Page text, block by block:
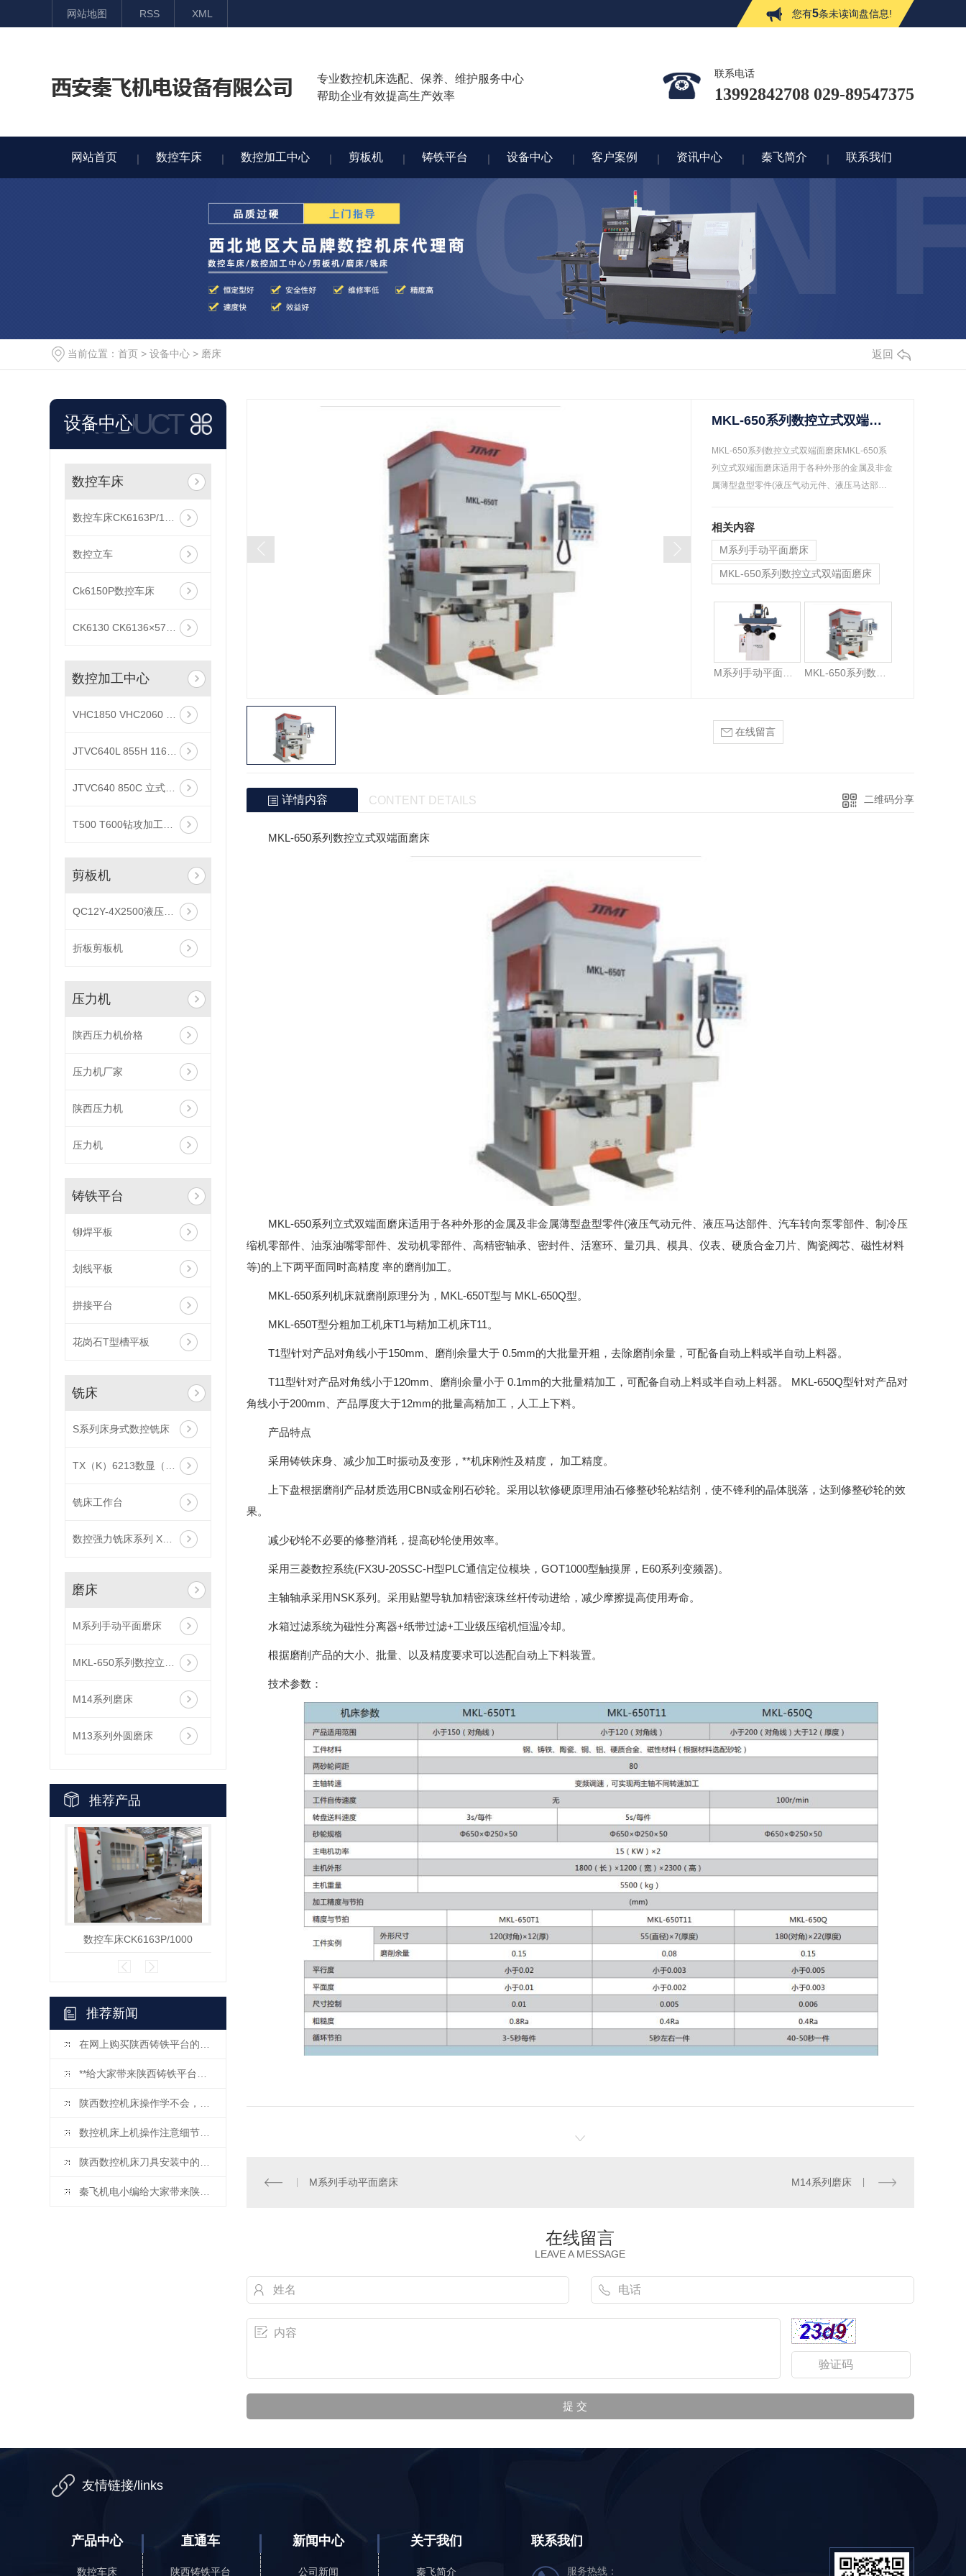
网站地图 RSS XML 您有5条未读询盘信息!
专业数控机床选配、保养、维护服务中心
帮助企业有效提高生产效率
联系电话
13992842708 029-89547375
网站首页 数控车床 数控加工中心 剪板机 铸铁平台 设备中心 客户案例 资讯中心 秦飞简介 联系我们
当前位置： 首页 > 设备中心 > 磨床 返回
PRODUCT
设备中心
数控车床
数控车床CK6163P/1000
数控立车
Ck6150P数控车床
CK6130 CK6136×570 CK6140×570高速精密数控车床
数控加工中心
VHC1850 VHC2060 VHC2080立式加工中心
JTVC640L 855H 1160L 1370L高速立式加工中心
JTVC640 850C 立式加工中心
T500 T600钻攻加工中心
剪板机
QC12Y-4X2500液压剪板机
折板剪板机
压力机
陕西压力机价格
压力机厂家
陕西压力机
压力机
铸铁平台
铆焊平板
划线平板
拼接平台
花岗石T型槽平板
铣床
S系列床身式数控铣床
TX（K）6213数显（数控）落地式铣镗床系列
铣床工作台
数控强力铣床系列 XK1850 XK2060 XK2080
磨床
M系列手动平面磨床
MKL-650系列数控立式双端面磨床
M14系列磨床
M13系列外圆磨床
推荐产品
数控车床CK6163P/1000 数控立车 Ck6150P数控车床 铆焊平板
推荐新闻
在网上购买陕西铸铁平台的时候需要注意什么？
**给大家带来陕西铸铁平台使用注意事项
陕西数控机床操作学不会，基本工作原理搞懂了就很容易！
数控机床上机操作注意细节和规范
陕西数控机床刀具安装中的典型问题及解决方法
秦飞机电小编给大家带来陕西数控机床的特点和应用有哪些
MKL-650系列数控立式双端面磨床
MKL-650系列数控立式双端面磨床MKL-650系
列立式双端面磨床适用于各种外形的金属及非金
属薄型盘型零件(液压气动元件、液压马达部
相关内容
M系列手动平面磨床
MKL-650系列数控立式双端面磨床
M系列手动平面磨床
在线留言
详情内容 CONTENT DETAILS 二维码分享
MKL-650系列数控立式双端面磨床
MKL-650系列立式双端面磨床适用于各种外形的金属及非金属薄型盘型零件(液压气动元件、液压马达部件、汽车转向泵零部件、制冷压
缩机零部件、油泵油嘴零部件、发动机零部件、高精密轴承、密封件、活塞环、量刃具、模具、仪表、硬质合金刀片、陶瓷阀芯、磁性材料
等)的上下两平面同时高精度 率的磨削加工。
MKL-650系列机床就磨削原理分为，MKL-650T型与 MKL-650Q型。
MKL-650T型分粗加工机床T1与精加工机床T11。
T1型针对产品对角线小于150mm、磨削余量大于 0.5mm的大批量开粗，去除磨削余量，可配备自动上料或半自动上料器。
T11型针对产品对角线小于120mm、磨削余量小于 0.1mm的大批量精加工，可配备自动上料或半自动上料器。 MKL-650Q型针对产品对
角线小于200mm、产品厚度大于12mm的批量高精加工，人工上下料。
产品特点
采用铸铁床身、减少加工时振动及变形，**机床刚性及精度， 加工精度。
上下盘根据磨削产品材质选用CBN或金刚石砂轮。采用以软修硬原理用油石修整砂轮粘结剂，使不锋利的晶体脱落，达到修整砂轮的效
果。
减少砂轮不必要的修整消耗，提高砂轮使用效率。
采用三菱数控系统(FX3U-20SSC-H型PLC通信定位模块，GOT1000型触摸屏，E60系列变频器)。
主轴轴承采用NSK系列。采用贴塑导轨加精密滚珠丝杆传动进给，减少摩擦提高使用寿命。
水箱过滤系统为磁性分离器+纸带过滤+工业级压缩机恒温冷却。
根据磨削产品的大小、批量、以及精度要求可以选配自动上下料装置。
技术参数：
M系列手动平面磨床 M14系列磨床
在线留言
LEAVE A MESSAGE
友情链接/links
产品中心
数控车床
直通车
陕西铸铁平台
新闻中心
公司新闻
关于我们
秦飞简介
联系我们
服务热线：